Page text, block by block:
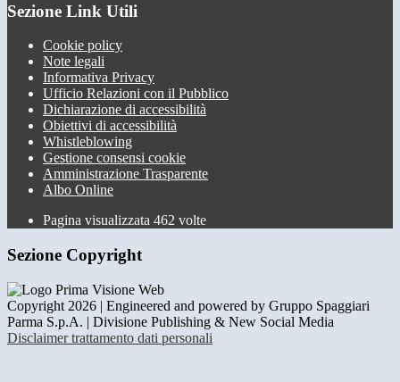
Sezione Link Utili
Cookie policy
Note legali
Informativa Privacy
Ufficio Relazioni con il Pubblico
Dichiarazione di accessibilità
Obiettivi di accessibilità
Whistleblowing
Gestione consensi cookie
Amministrazione Trasparente
Albo Online
Pagina visualizzata 462 volte
Sezione Copyright
Copyright 2026 | Engineered and powered by Gruppo Spaggiari
Parma S.p.A. | Divisione Publishing & New Social Media
Disclaimer trattamento dati personali